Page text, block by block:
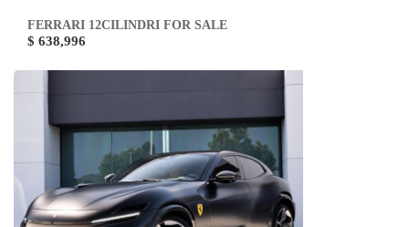
FERRARI 12CILINDRI FOR SALE
$ 638,996